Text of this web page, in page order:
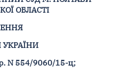
ОБЛАСТІ
N 554/9060/15-ц;